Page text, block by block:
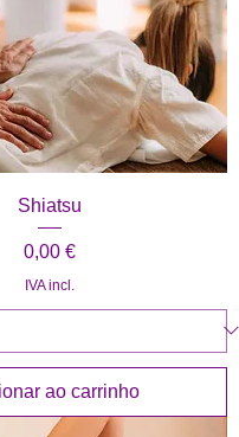
Shiatsu
Preço
0,00 €
IVA incl.
ao carrinho